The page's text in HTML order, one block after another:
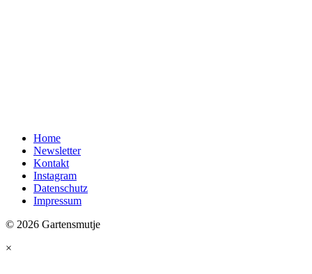
Home
Newsletter
Kontakt
Instagram
Datenschutz
Impressum
© 2026 Gartensmutje
×